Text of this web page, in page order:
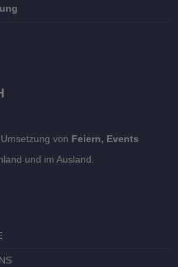
von Feiern, Events
und im Ausland.